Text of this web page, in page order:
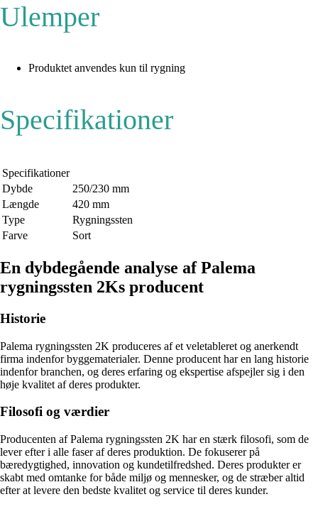
Ulemper
Produktet anvendes kun til rygning
Specifikationer
Specifikationer
Dybde
250/230 mm
Længde
420 mm
Type
Rygningssten
Farve
Sort
En dybdegående analyse af Palema
rygningssten 2Ks producent
Historie
Palema rygningssten 2K produceres af et veletableret og anerkendt
firma indenfor byggematerialer. Denne producent har en lang historie
indenfor branchen, og deres erfaring og ekspertise afspejler sig i den
høje kvalitet af deres produkter.
Filosofi og værdier
Producenten af Palema rygningssten 2K har en stærk filosofi, som de
lever efter i alle faser af deres produktion. De fokuserer på
bæredygtighed, innovation og kundetilfredshed. Deres produkter er
skabt med omtanke for både miljø og mennesker, og de stræber altid
efter at levere den bedste kvalitet og service til deres kunder.